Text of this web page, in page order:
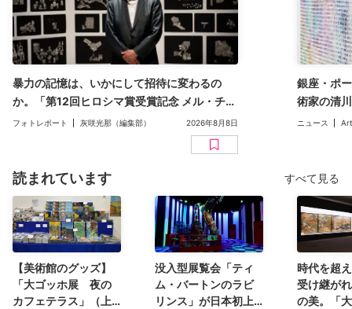
暴力の記憶は、いかにして招待に変わるの
か。「第12回ヒロシマ賞受賞記念 メル・チン
展」（広島市現代美術館）レポート
フォトレポート 灰咲光那（編集部） 2026年8月8日
銀座・ポ
術家の清
二人展「
ニュース
読まれています すべて見る
【美術館のグッズ】
「大ゴッホ展 夜の
カフェテラス」（上
没入型展覧会「ティ
ム・バートンのラビ
リンス」が日本初上
時代を超
受け継が
の美。「